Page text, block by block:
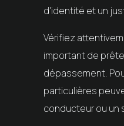
d'identité et un
Vérifiez
important de
dépassement.
particulières
conducteur ou un